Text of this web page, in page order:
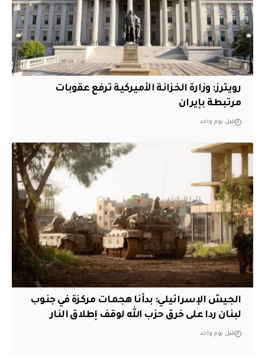
‏رويترز: وزارة الخزانة الأميركية ترفع عقوبات
مرتبطة بإيران
قبل يوم واحد
الجيش الإسرائيلي: بدأنا هجمات مركزة في جنوب
لبنان ردا على خرق حزب الله لوقف إطلاق النار
قبل يوم واحد